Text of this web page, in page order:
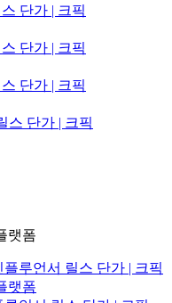
단가 | 크픽
단가 | 크픽
단가 | 크픽
스 단가 | 크픽
랫폼
루언서 릴스 단가 | 크픽
랫폼